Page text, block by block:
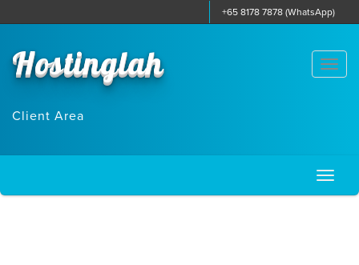
+65 8178 7878 (WhatsApp)
Hostinglah
Client Area